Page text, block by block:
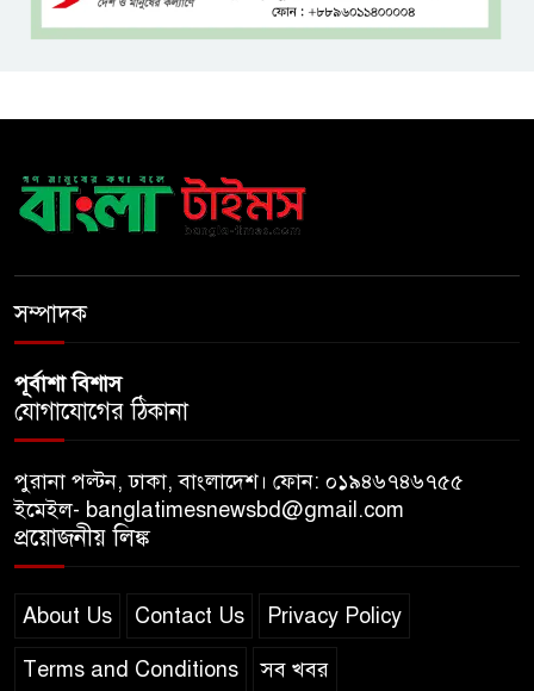
রহমান
বাংলাদেশে এলো থাইল্যান্ডের শীর্ষ
কফি ব্র্যান্ড ‘ক্যাফে আমাজন
সম্পাদক
পূর্বাশা বিশাস
যোগাযোগের ঠিকানা
পুরানা পল্টন, ঢাকা, বাংলাদেশ। ফোন: ০১৯৪৬৭৪৬৭৫৫
ইমেইল- banglatimesnewsbd@gmail.com
প্রয়োজনীয় লিঙ্ক
About Us Contact Us Privacy Policy
Terms and Conditions সব খবর